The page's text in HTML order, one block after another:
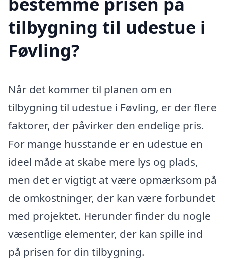
tilbygning til udestue i
Føvling?
Når det kommer til planen om en
tilbygning til udestue i Føvling, er der flere
faktorer, der påvirker den endelige pris.
For mange husstande er en udestue en
ideel måde at skabe mere lys og plads,
men det er vigtigt at være opmærksom på
de omkostninger, der kan være forbundet
med projektet. Herunder finder du nogle
væsentlige elementer, der kan spille ind
på prisen for din tilbygning.